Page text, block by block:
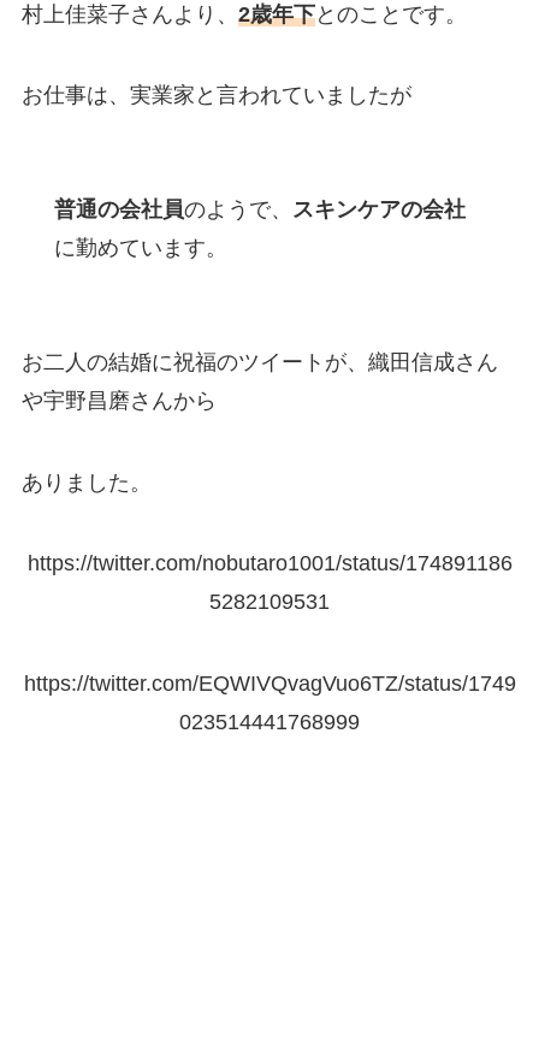
村上佳菜子さんより、 2歳年下とのことです。
お仕事は、実業家と言われていましたが
普通の会社員のようで、 スキンケアの会社
に勤めています。
お二人の結婚に祝福のツイートが、織田信成さん
や宇野昌磨さんから
ありました。
https://twitter.com/nobutaro1001/status/174891186
5282109531
https://twitter.com/EQWIVQvagVuo6TZ/status/1749
023514441768999